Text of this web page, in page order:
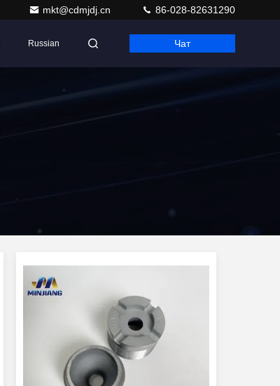
mkt@cdmjdj.cn 86-028-82631290
Russian Чат